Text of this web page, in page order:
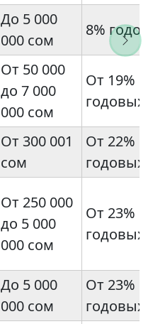
До 5 000
000 сом
8%
От 50 000
до 7 000
000 сом
От 19%
годовых
От 300 001
сом
От 22%
годовых
От 250 000
до 5 000
000 сом
От 23%
годовых
До 5 000
000 сом
От 23%
годовых